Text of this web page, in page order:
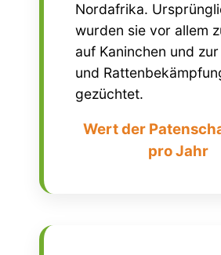
Nordafrika.
wurden sie vor allem
auf Kaninchen und
und
gezüchtet.
Wert der
pro Jahr